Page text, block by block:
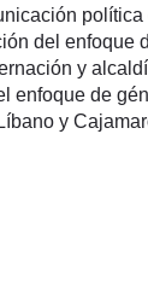
del enfoque
y
enfoque de
y